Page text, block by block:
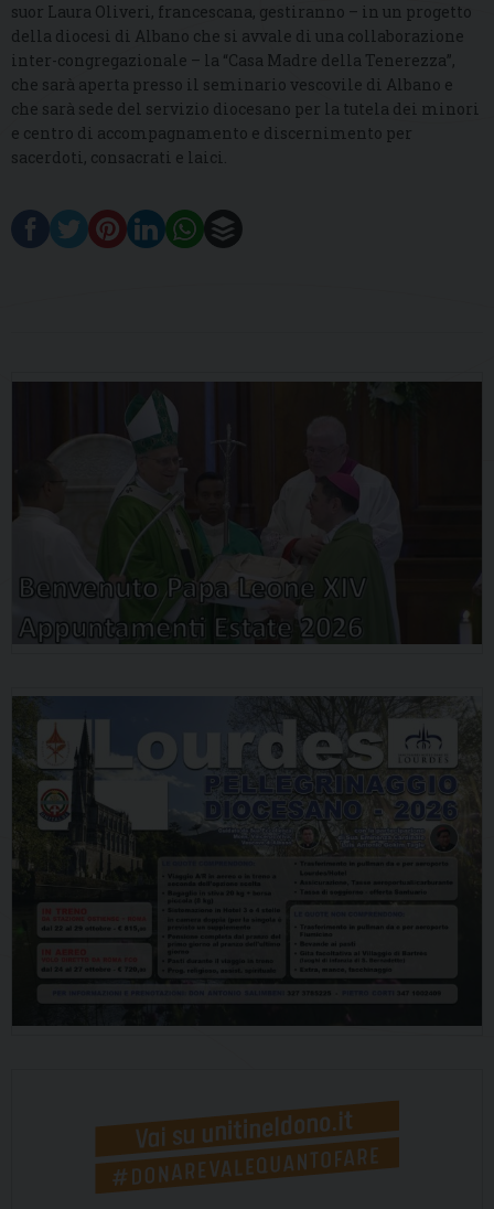
suor Laura Oliveri, francescana, gestiranno – in un progetto
della diocesi di Albano che si avvale di una collaborazione
inter-congregazionale – la “Casa Madre della Tenerezza”,
che sarà aperta presso il seminario vescovile di Albano e
che sarà sede del servizio diocesano per la tutela dei minori
e centro di accompagnamento e discernimento per
sacerdoti, consacrati e laici.